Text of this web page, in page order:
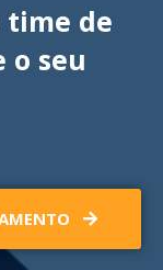
time de
o seu